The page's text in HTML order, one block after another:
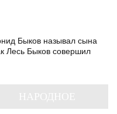
Быков называл сына
Лесь Быков совершил